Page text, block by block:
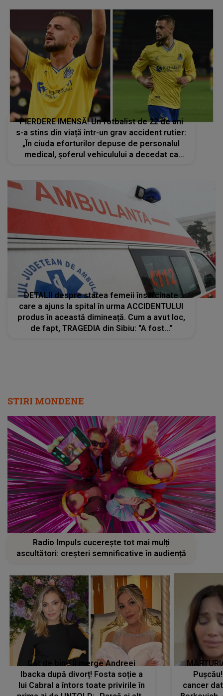
PIERDERE IMENSĂ! Un fotbalist de 22 de ani
s-a stins din viață într-un grav accident rutier:
„În ciuda eforturilor depuse de personalul
medical, șoferul vehiculului a decedat ca
DETALII despre starea femeii însărcinate
care a ajuns la spital în urma ACCIDENTULUI
produs în această dimineață. Cum a avut loc,
de fapt, TRAGEDIA din Sibiu: "A fost..."
STIRI MONDENE
Radio Impuls cucerește tot mai mulți
ascultători: creșteri semnificative în audiență
Cât de bine îi merge Andreei
Ibacka după divorț! Fosta soție a
lui Cabral a întors toate privirile în
cancer